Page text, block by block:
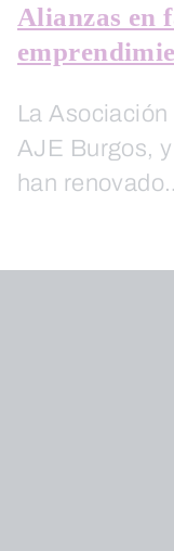
Alianzas en
La
AJE Burgos,
han